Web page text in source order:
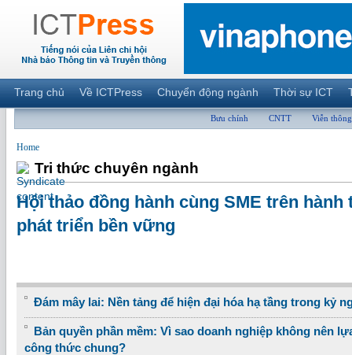
Trang chủ Về ICTPress Chuyển động ngành Thời sự ICT
Bưu chính CNTT Viễn thông
Home
Tri thức chuyên ngành
Hội thảo đồng hành cùng SME trên hành
phát triển bền vững
Đám mây lai: Nền tảng để hiện đại hóa hạ tầng trong kỷ
Bản quyền phần mềm: Vì sao doanh nghiệp không nên
công thức chung?